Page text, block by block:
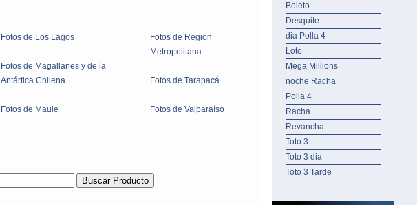
Fotos de Los Lagos
Fotos de Magallanes y de la
Antártica Chilena
Fotos de Maule
Fotos de Region
Metropolitana
Fotos de Tarapacá
Fotos de Valparaíso
Boleto
Desquite
dia Polla 4
Loto
Mega Millions
noche Racha
Polla 4
Racha
Revancha
Toto 3
Toto 3 dia
Toto 3 Tarde